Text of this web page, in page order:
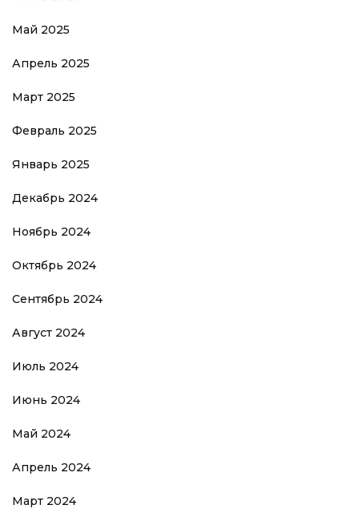
Май 2025
Апрель 2025
Март 2025
Февраль 2025
Январь 2025
Декабрь 2024
Ноябрь 2024
Октябрь 2024
Сентябрь 2024
Август 2024
Июль 2024
Июнь 2024
Май 2024
Апрель 2024
Март 2024